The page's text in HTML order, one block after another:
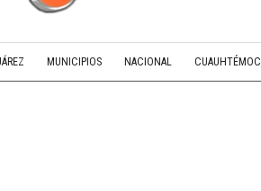
MUNICIPIOS NACIONAL CUAUHTÉMOC